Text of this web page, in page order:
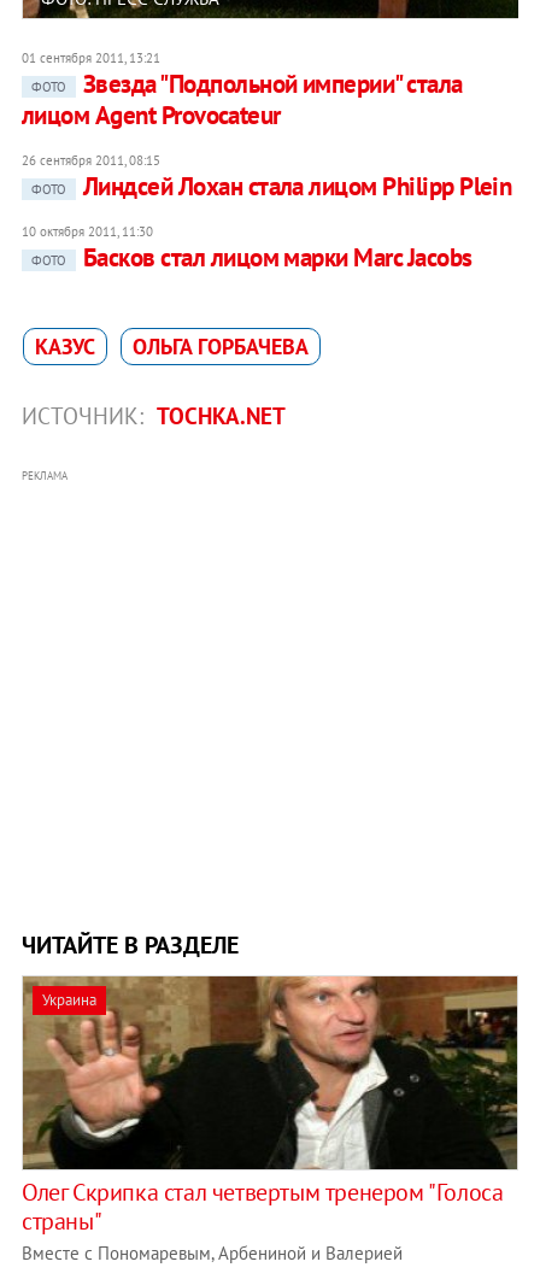
01 сентября 2011, 13:21
ФОТО
Звезда "Подпольной империи" стала
лицом Agent Provocateur
26 сентября 2011, 08:15
ФОТО
Линдсей Лохан стала лицом Philipp Plein
10 октября 2011, 11:30
ФОТО
Басков стал лицом марки Marc Jacobs
КАЗУС ОЛЬГА ГОРБАЧЕВА
ИСТОЧНИК: TOCHKA.NET
РЕКЛАМА
ЧИТАЙТЕ В РАЗДЕЛЕ
Украина
Олег Скрипка стал четвертым тренером "Голоса
страны"
Вместе с Пономаревым, Арбениной и Валерией